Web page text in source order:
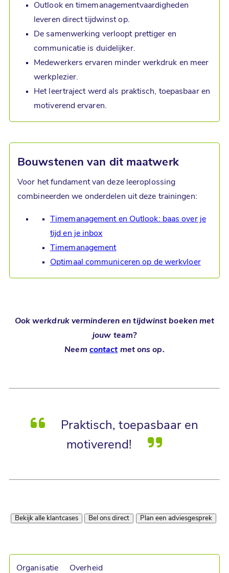
Outlook en timemanagementvaardigheden
leveren direct tijdwinst op.
De samenwerking verloopt prettiger en
communicatie is duidelijker.
Medewerkers ervaren minder werkdruk en meer
werkplezier.
Het leertraject werd als praktisch, toepasbaar en
motiverend ervaren.
Bouwstenen van dit maatwerk
Voor het fundament van deze leeroplossing
combineerden we onderdelen uit deze trainingen:
Timemanagement en Outlook: baas over je
tijd en je inbox
Timemanagement
Optimaal communiceren op de werkvloer
Ook werkdruk verminderen en tijdwinst boeken met
jouw team?
Neem contact met ons op.
Praktisch, toepasbaar en
motiverend!
Bekijk alle klantcases Bel ons direct Plan een adviesgesprek
Organisatie
Overheid